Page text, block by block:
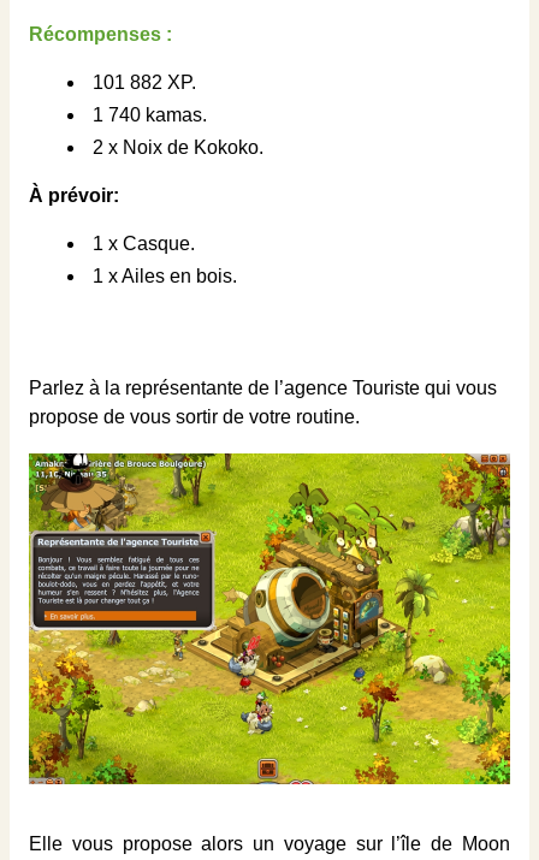
Récompenses :
101 882 XP.
1 740 kamas.
2 x Noix de Kokoko.
À prévoir:
1 x Casque.
1 x Ailes en bois.
Parlez à la représentante de l’agence Touriste qui vous
propose de vous sortir de votre routine.
Elle vous propose alors un voyage sur l’île de Moon